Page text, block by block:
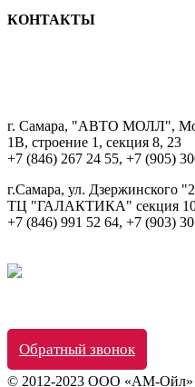
КОНТАКТЫ
г. Самара, "АВТО МОЛЛ",
1В, строение 1, секция 8, 23
+7 (846) 267 24 55, +7 (905)
г.Самара, ул. Дзержинского
ТЦ "ГАЛАКТИКА" секция
+7 (846) 991 52 64, +7 (903)
Обратный звонок
© 2012-2023 ООО «АМ-Ойл»